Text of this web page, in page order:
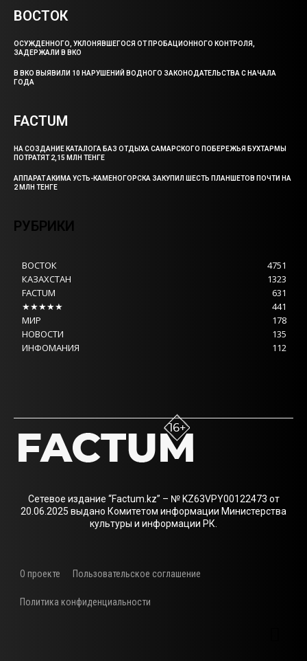
ВОСТОК
ОСУЖДЕННОГО, УКЛОНЯВШЕГОСЯ ОТ ПРОБАЦИОННОГО КОНТРОЛЯ,
ЗАДЕРЖАЛИ В ВКО
В ВКО ВЫЯВИЛИ 10 НАРУШЕНИЙ ВОДНОГО ЗАКОНОДАТЕЛЬСТВА С НАЧАЛА
ГОДА
FACTUM
НА СОЗДАНИЕ КАТАЛОГА БАЗ ОТДЫХА САМАРСКОГО ПОБЕРЕЖЬЯ БУХТАРМЫ
ПОТРАТЯТ 2,15 МЛН ТЕНГЕ
АППАРАТ АКИМА УСТЬ-КАМЕНОГОРСКА ЗАКУПИЛ ШЕСТЬ ПЛАНШЕТОВ ПОЧТИ НА
2 МЛН ТЕНГЕ
РУБРИКИ
ВОСТОК
4751
КАЗАХСТАН
1323
FACTUM
631
★★★★★
441
МИР
178
НОВОСТИ
135
ИНФОМАНИЯ
112
Сетевое издание “Factum.kz” – № KZ63VPY00122473 от
20.06.2025 выдано Комитетом информации Министерства
культуры и информации РК.
О проекте Пользовательское соглашение
Политика конфиденциальности